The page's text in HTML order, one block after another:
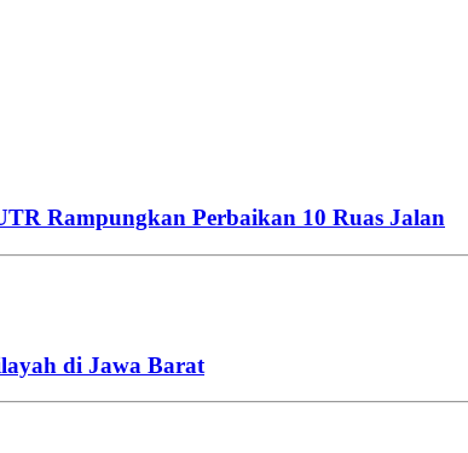
Rampungkan Perbaikan 10 Ruas Jalan
di Jawa Barat